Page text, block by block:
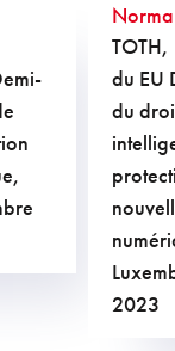
TOTH,
du EU
du
2023